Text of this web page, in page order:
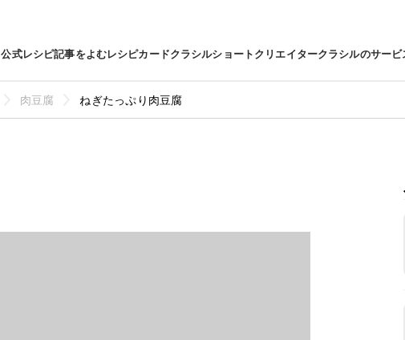
公式レシピ記事をよむレシピカードクラシルショートクリエイタークラシルのサービ
肉豆腐 ねぎたっぷり肉豆腐